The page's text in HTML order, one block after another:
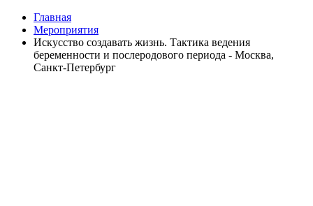
Главная
Мероприятия
Искусство создавать жизнь. Тактика ведения
беременности и послеродового периода - Москва,
Санкт-Петербург